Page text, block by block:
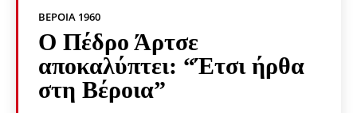
ΒΕΡΟΙΑ 1960
Ο Πέδρο Άρτσε
αποκαλύπτει: “Έτσι ήρθα
στη Βέροια”